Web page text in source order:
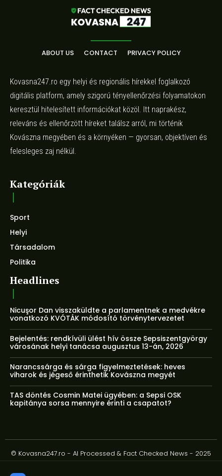
ABOUT US CONTACT PRIVACY POLICY
Kovasna247.ro egy helyi és regionális hírekkel foglalkozó
digitális platform, amely szigorú tényellenőrzési folyamatokon
keresztül hitelesített információkat közöl. Itt naprakész,
releváns és ellenőrzött híreket találsz arról, mi történik
Kovászna megyében és a környéken — gyorsan, objektíven és
felesleges zaj nélkül.
Kategóriák
Sport
Helyi
Társadalom
Politika
Headlines
Nicuşor Dan visszaküldte a parlamentnek a medvékre
vonatkozó KVÓTÁK módosító törvénytervezetet
Bejelentés: rendkívüli ülést hív össze Sepsiszentgyörgy
városának helyi tanácsa augusztus 13-án, 2026
Narancssárga és sárga figyelmeztetések: heves
viharok és jégeső érinthetik Kovászna megyét
TAS döntés Cosmin Matei ügyében: a Sepsi OSK
kapitánya sorsa mennyire érinti a csapatot?
© Kovasna247.ro - AI Processed & Fact Checked News - 2025